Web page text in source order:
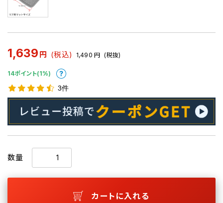
1,639 円 (税込) 1,490 円 (税抜)
14ポイント(1%)
3件
数量
カートに入れる